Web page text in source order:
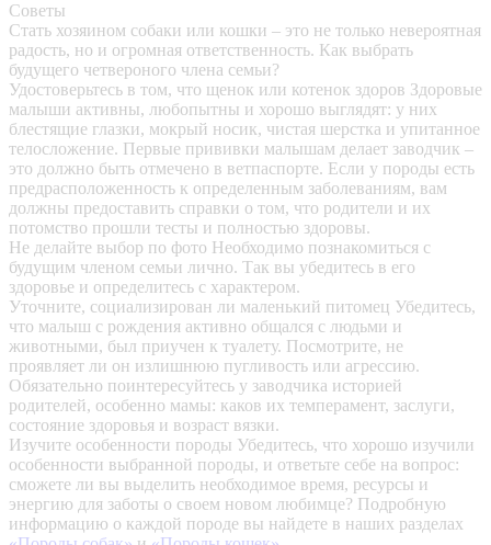
Советы
Стать хозяином собаки или кошки – это не только невероятная
радость, но и огромная ответственность. Как выбрать
будущего четвероного члена семьи?
Удостоверьтесь в том, что щенок или котенок здоров Здоровые
малыши активны, любопытны и хорошо выглядят: у них
блестящие глазки, мокрый носик, чистая шерстка и упитанное
телосложение. Первые прививки малышам делает заводчик –
это должно быть отмечено в ветпаспорте. Если у породы есть
предрасположенность к определенным заболеваниям, вам
должны предоставить справки о том, что родители и их
потомство прошли тесты и полностью здоровы.
Не делайте выбор по фото Необходимо познакомиться с
будущим членом семьи лично. Так вы убедитесь в его
здоровье и определитесь с характером.
Уточните, социализирован ли маленький питомец Убедитесь,
что малыш с рождения активно общался с людьми и
животными, был приучен к туалету. Посмотрите, не
проявляет ли он излишнюю пугливость или агрессию.
Обязательно поинтересуйтесь у заводчика историей
родителей, особенно мамы: каков их темперамент, заслуги,
состояние здоровья и возраст вязки.
Изучите особенности породы Убедитесь, что хорошо изучили
особенности выбранной породы, и ответьте себе на вопрос:
сможете ли вы выделить необходимое время, ресурсы и
энергию для заботы о своем новом любимце? Подробную
информацию о каждой породе вы найдете в наших разделах